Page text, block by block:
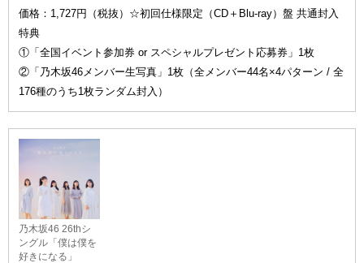
価格：1,727円（税抜）☆初回仕様限定（CD＋Blu-ray）盤 共通封入
特典
①「全国イベント参加券 or スペシャルプレゼント応募券」1枚
②「乃木坂46メンバー生写真」1枚（全メンバー44名×4パターン / 全
176種のうち1枚ランダム封入）
乃木坂46 26thシ
ングル「僕は僕を
好きになる」